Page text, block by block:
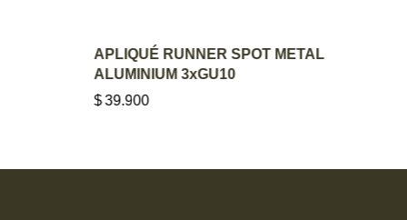
AGREGAR AL CARRITO
APLIQUÉ RUNNER SPOT METAL
ALUMINIUM 3xGU10
$39.900